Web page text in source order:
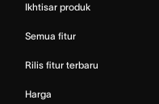
Ikhtisar produk
Semua fitur
Rilis fitur terbaru
Harga